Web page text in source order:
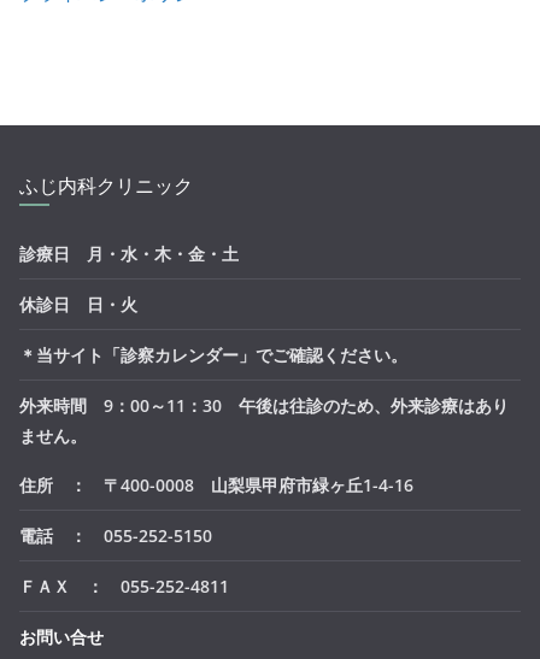
ふじ内科クリニック
診療日 月・水・木・金・土
休診日 日・火
＊当サイト「診察カレンダー」でご確認ください。
外来時間 9：00～11：30 午後は往診のため、外来診療はあり
ません。
住所 ： 〒400-0008 山梨県甲府市緑ヶ丘1-4-16
電話 ： 055-252-5150
ＦＡＸ ： 055-252-4811
お問い合せ